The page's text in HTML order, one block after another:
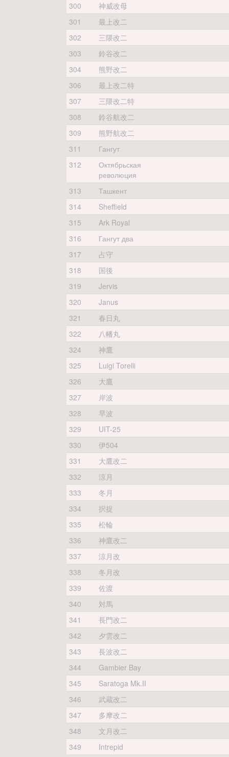
300
神威改母
301
最上改二
302
三隈改二
303
鈴谷改二
304
熊野改二
306
最上改二特
307
三隈改二特
308
鈴谷航改二
309
熊野航改二
311
Гангут
312
Октябрьская
революция
313
Ташкент
314
Sheffield
315
Ark Royal
316
Гангут два
317
占守
318
国後
319
Jervis
320
Janus
321
春日丸
322
八幡丸
324
神鷹
325
Luigi Torelli
326
大鷹
327
岸波
328
早波
329
UIT-25
330
伊504
331
大鷹改二
332
涼月
333
冬月
334
択捉
335
松輪
336
神鷹改二
337
涼月改
338
冬月改
339
佐渡
340
対馬
341
長門改二
342
夕雲改二
343
長波改二
344
Gambier Bay
345
Saratoga Mk.II
346
武蔵改二
347
多摩改二
348
文月改二
349
Intrepid